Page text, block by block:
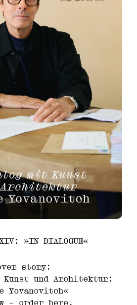
»IN DIALOGUE«
story:
Kunst und Architektur:
Yovanovitch«
– order here .